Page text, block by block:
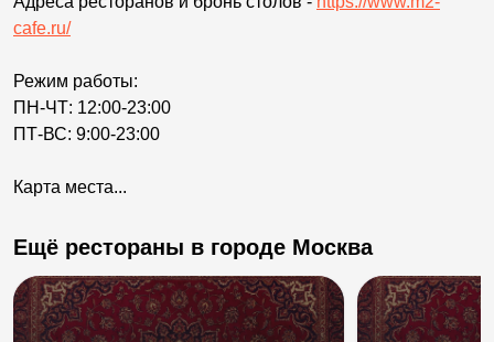
cafe.ru/
Режим работы:
ПН-ЧТ: 12:00-23:00
ПТ-ВС: 9:00-23:00
Карта места...
Ещё рестораны в городе Москва